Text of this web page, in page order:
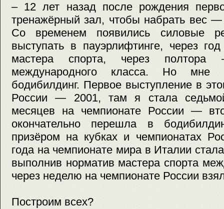
– 12 лет назад после рождения
тренажёрный зал, чтобы набрать вес
Со временем появились силовые
выступать в пауэрлифтинге, через
мастера спорта, через
международного класса. Но мне
бодибилдинг. Первое выступление в
России — 2001, там я стала
месяцев на чемпионате России —
окончательно перешла в
призёром на кубках и чемпионатах
года на чемпионате мира в Италии
выполнив норматив мастера спорта
через неделю на чемпионате России
Построим всех?